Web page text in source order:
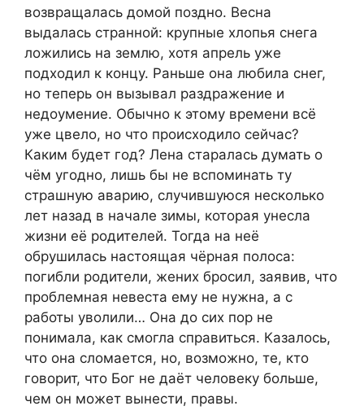
возвращалась домой поздно. Весна
выдалась странной: крупные хлопья снега
ложились на землю, хотя апрель уже
подходил к концу. Раньше она любила снег,
но теперь он вызывал раздражение и
недоумение. Обычно к этому времени всё
уже цвело, но что происходило сейчас?
Каким будет год? Лена старалась думать о
чём угодно, лишь бы не вспоминать ту
страшную аварию, случившуюся несколько
лет назад в начале зимы, которая унесла
жизни её родителей. Тогда на неё
обрушилась настоящая чёрная полоса:
погибли родители, жених бросил, заявив, что
проблемная невеста ему не нужна, а с
работы уволили… Она до сих пор не
понимала, как смогла справиться. Казалось,
что она сломается, но, возможно, те, кто
говорит, что Бог не даёт человеку больше,
чем он может вынести, правы.